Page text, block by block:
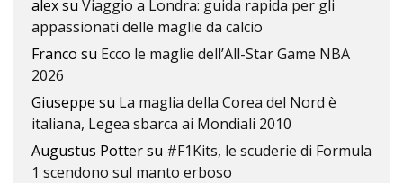
alexsu Viaggio a Londra: guida rapida per gli
appassionati delle maglie da calcio
Franco su Ecco le maglie dell’All-Star Game NBA
2026
Giuseppe su La maglia della Corea del Nord è
italiana, Legea sbarca ai Mondiali 2010
Augustus Pottersu #F1Kits, le scuderie di Formula
1 scendono sul manto erboso